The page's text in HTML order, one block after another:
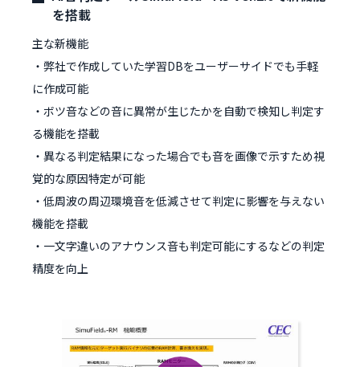
を搭載
主な新機能
・弊社で作成していた学習DBをユーザーサイドでも手軽
に作成可能
・ボツ音などの音に異常が生じたかを自動で検知し判定す
る機能を搭載
・異なる判定結果になった場合でも音を画像で示すため視
覚的な原因特定が可能
・低周波の周辺環境音を低減させて判定に影響を与えない
機能を搭載
・一文字違いのアナウンス音も判定可能にするなどの判定
精度を向上